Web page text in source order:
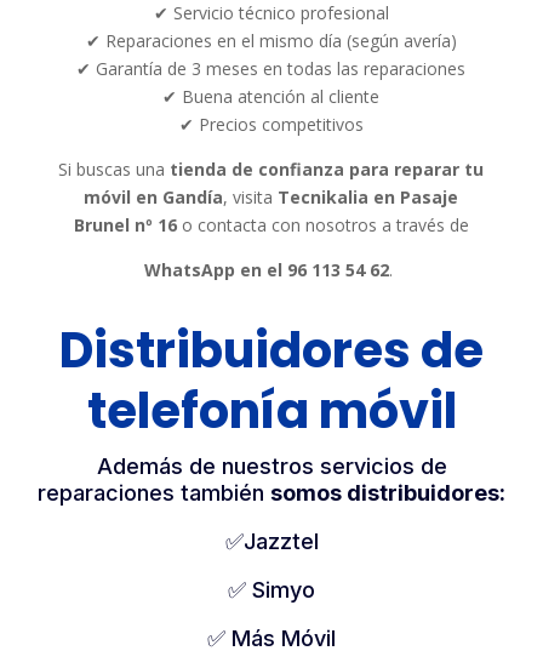
✔ Servicio técnico profesional
✔ Reparaciones en el mismo día (según avería)
✔ Garantía de 3 meses en todas las reparaciones
✔ Buena atención al cliente
✔ Precios competitivos
Si buscas una tienda de confianza para reparar tu
móvil en Gandía, visita Tecnikalia en Pasaje
Brunel nº 16o contacta con nosotros a través de
WhatsApp en el 96 113 54 62.
Distribuidores de
telefonía móvil
Además de nuestros servicios de
reparaciones también somos distribuidores:
✅Jazztel
✅ Simyo
✅ Más Móvil